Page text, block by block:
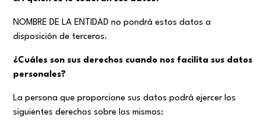
NOMBRE DE LA ENTIDAD no pondrá estos datos a
disposición de terceros.
¿Cuáles son sus derechos cuando nos facilita sus datos
personales?
La persona que proporcione sus datos podrá ejercer los
siguientes derechos sobre los mismos: